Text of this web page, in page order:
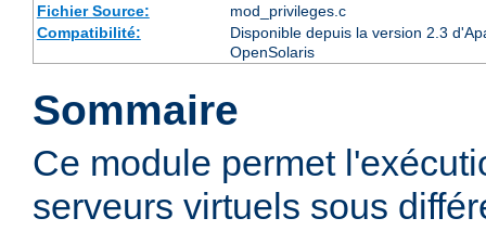
Fichier Source:
mod_privileges.c
Compatibilité:
Disponible depuis la version 2.3
OpenSolaris
Sommaire
Ce module permet
serveurs virtuels sous